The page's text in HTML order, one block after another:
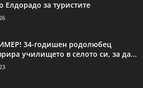
Елдорадо за туристите
34-годишен родолюбец
училището в селото си, за да...